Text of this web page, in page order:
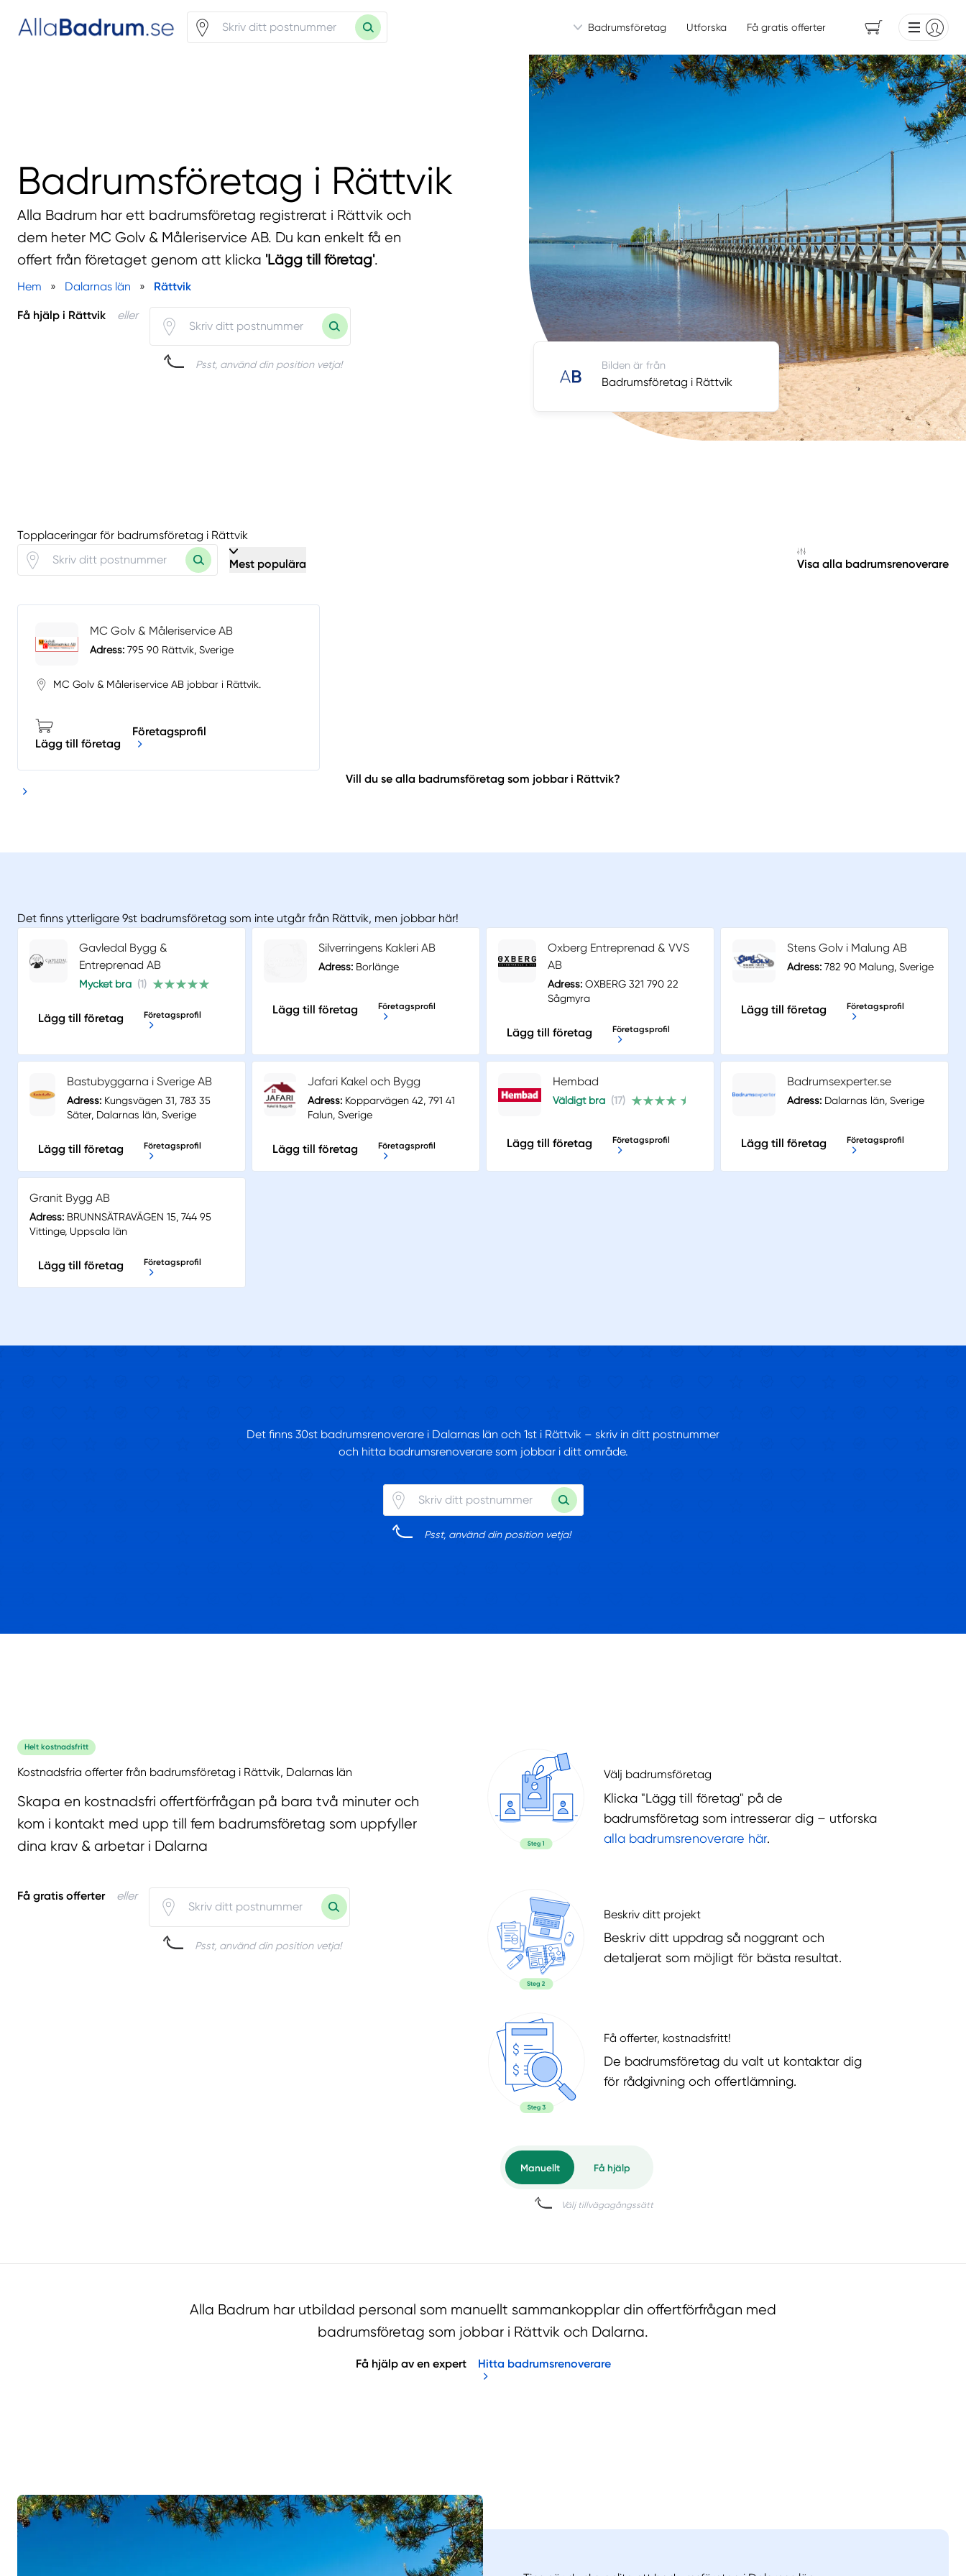
Badrumsföretag Utforska Få gratis offerter
Badrumsföretag i Rättvik
Alla Badrum har ett badrumsföretag registrerat i Rättvik och
dem heter MC Golv & Måleriservice AB. Du kan enkelt få en
offert från företaget genom att klicka 'Lägg till företag'.
Hem » Dalarnas län » Rättvik
Få hjälp i Rättvik eller
Psst, använd din position vetja! Bilden är från
Badrumsföretag i Rättvik
Topplaceringar för badrumsföretag i Rättvik
Mest populära Visa alla badrumsrenoverare
MC Golv & Måleriservice AB
Adress: 795 90 Rättvik, Sverige
MC Golv & Måleriservice AB jobbar i Rättvik.
Lägg till företag
Företagsprofil
Vill du se alla badrumsföretag som jobbar i Rättvik?
Det finns ytterligare 9st badrumsföretag som inte utgår från Rättvik, men jobbar här!
Gavledal Bygg &
Entreprenad AB
Mycket bra (1)
Lägg till företag Företagsprofil
Silverringens Kakleri AB
Adress: Borlänge
Lägg till företag Företagsprofil
Oxberg Entreprenad & VVS
AB
Adress:OXBERG 321 790 22
Sågmyra
Lägg till företag Företagsprofil
Stens Golv i Malung AB
Adress: 782 90 Malung, Sverige
Lägg till företag Företagsprofil
Bastubyggarna i Sverige AB
Adress: Kungsvägen 31, 783 35
Säter, Dalarnas län, Sverige
Lägg till företag Företagsprofil
Jafari Kakel och Bygg
Adress:Kopparvägen 42, 791 41
Falun, Sverige
Lägg till företag Företagsprofil
Hembad
Väldigt bra (17)
Lägg till företag Företagsprofil
Badrumsexperter.se
Adress: Dalarnas län, Sverige
Lägg till företag Företagsprofil
Granit Bygg AB
Adress: BRUNNSÄTRAVÄGEN 15, 744 95
Vittinge, Uppsala län
Lägg till företag Företagsprofil
Det finns 30st badrumsrenoverare i Dalarnas län och 1st i Rättvik – skriv in ditt postnummer
och hitta badrumsrenoverare som jobbar i ditt område.
Psst, använd din position vetja!
Helt kostnadsfritt
Kostnadsfria offerter från badrumsföretag i Rättvik, Dalarnas län
Skapa en kostnadsfri offertförfrågan på bara två minuter och
kom i kontakt med upp till fem badrumsföretag som uppfyller
dina krav & arbetar i Dalarna
Få gratis offerter eller
Psst, använd din position vetja!
Välj badrumsföretag
Klicka "Lägg till företag" på de
badrumsföretag som intresserar dig – utforska
alla badrumsrenoverare här.
Beskriv ditt projekt
Beskriv ditt uppdrag så noggrant och
detaljerat som möjligt för bästa resultat.
Få offerter, kostnadsfritt!
De badrumsföretag du valt ut kontaktar dig
för rådgivning och offertlämning.
Alla Badrum har utbildad personal som manuellt sammankopplar din offertförfrågan med
badrumsföretag som jobbar i Rättvik och Dalarna.
Få hjälp av en expert Hitta badrumsrenoverare